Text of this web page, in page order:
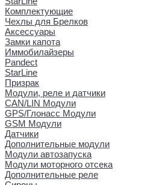
Комплектующие
Чехлы для Брелков
Аксессуары
Замки капота
Иммобилайзеры
Pandect
StarLine
Призрак
Модули, реле и датчики
CAN/LIN Модули
GPS/Глонасс Модули
GSM Модули
Датчики
Дополнительные модули
Модули автозапуска
Модули моторного отсека
Дополнительные реле